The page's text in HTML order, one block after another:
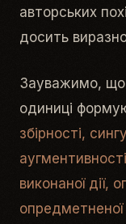
авторських
до­сить
Зауважимо, що
одиниці
збірності,
виконаної дії,
опредметненої